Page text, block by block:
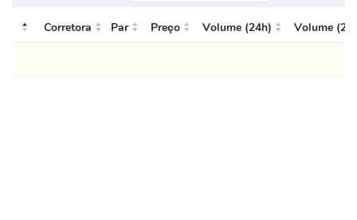
Corretora Par Preço Volume (24h) Volume